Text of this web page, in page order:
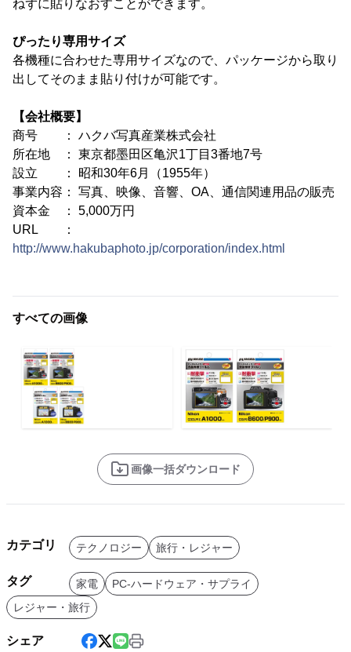
ねずに貼りなおすことができます。
ぴったり専用サイズ
各機種に合わせた専用サイズなので、パッケージから取り
出してそのまま貼り付けが可能です。
【会社概要】
商号 ： ハクバ写真産業株式会社
所在地 ： 東京都墨田区亀沢1丁目3番地7号
設立 ： 昭和30年6月（1955年）
事業内容： 写真、映像、音響、OA、通信関連用品の販売
資本金 ： 5,000万円
URL ：
http://www.hakubaphoto.jp/corporation/index.html
すべての画像
画像一括ダウンロード
カテゴリ テクノロジー 旅行・レジャー
タグ 家電
PC-ハードウェア・サプライ
レジャー・旅行
シェア